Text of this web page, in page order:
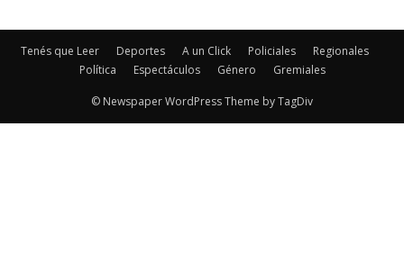
Tenés que Leer Deportes A un Click Policiales
Regionales
Política
Espectáculos Género Gremiales
© Newspaper WordPress Theme by TagDiv